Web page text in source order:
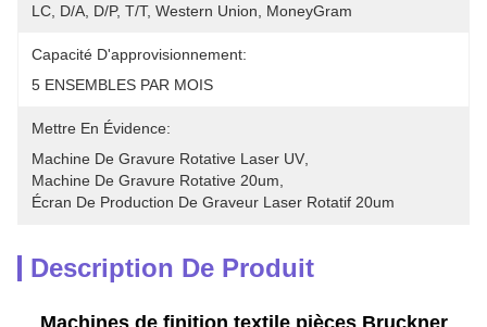
LC, D/A, D/P, T/T, Western Union, MoneyGram
Capacité D'approvisionnement:
5 ENSEMBLES PAR MOIS
Mettre En Évidence:
Machine De Gravure Rotative Laser UV
Machine De Gravure Rotative 20um
Écran De Production De Graveur Laser Rotatif 20um
Description De Produit
Machines de finition textile pièces Bruckner